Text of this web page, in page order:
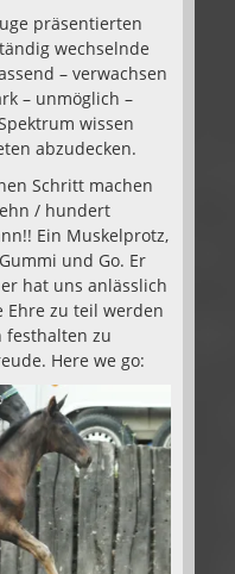
präsentierten
wechselnde
– verwachsen
– unmöglich –
wissen
abzudecken.
Schritt machen
/ hundert
Ein Muskelprotz,
und Go. Er
hat uns anlässlich
Ehre zu teil werden
festhalten zu
Here we go: